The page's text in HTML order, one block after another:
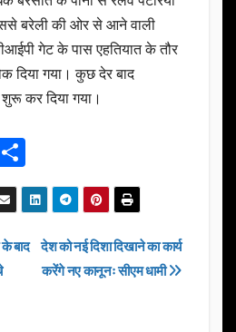
बरेली की ओर से आने वाली
गेट के पास एहतियात के तौर
दिया गया। कुछ देर बाद
कर दिया गया।
h
ar
eदेश को नई दिशा दिखाने का कार्य
करेंगे नए कानूनः सीएम धामी
बाद